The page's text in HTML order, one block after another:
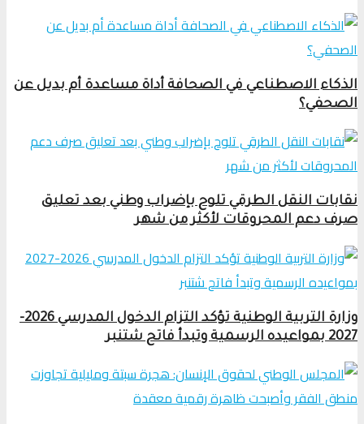
الذكاء الاصطناعي في الصحافة أداة مساعدة أم بديل عن
الصحفي؟
نقابات النقل الطرقي تلوح بإضراب وطني بعد تعليق
صرف دعم المحروقات لأكثر من شهر
وزارة التربية الوطنية تؤكد التزام الدخول المدرسي 2026-
2027 بمواعيده الرسمية وتبدأ فاتح شتنبر